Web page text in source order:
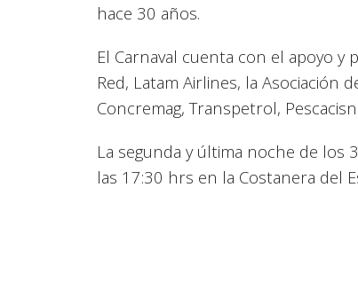
hace 30 años.
El Carnaval cuenta con el apoyo y
Red, Latam Airlines, la Asociación
Concremag, Transpetrol,
La segunda y última noche de los
las 17:30 hrs en la Costanera del